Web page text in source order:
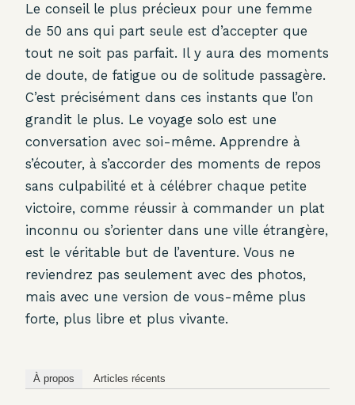
Le conseil le plus précieux pour une femme
de 50 ans qui part seule est d’accepter que
tout ne soit pas parfait. Il y aura des moments
de doute, de fatigue ou de solitude passagère.
C’est précisément dans ces instants que l’on
grandit le plus. Le voyage solo est une
conversation avec soi-même. Apprendre à
s’écouter, à s’accorder des moments de repos
sans culpabilité et à célébrer chaque petite
victoire, comme réussir à commander un plat
inconnu ou s’orienter dans une ville étrangère,
est le véritable but de l’aventure. Vous ne
reviendrez pas seulement avec des photos,
mais avec une version de vous-même plus
forte, plus libre et plus vivante.
À propos Articles récents